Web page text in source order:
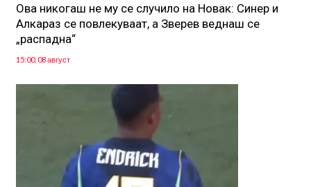
Ова никогаш не му се случило на Новак: Синер и
Алкараз се повлекуваат, а Зверев веднаш се
„распадна“
15:00, 08 август